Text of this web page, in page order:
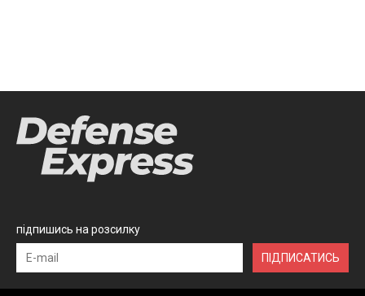
підпишись на розсилку
ПІДПИСАТИСЬ